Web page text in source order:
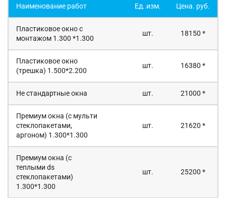
Наименование работ Ед. изм. Цена. руб.
Пластиковое окно с
монтажом 1.300 *1.300
шт. 18150 *
Пластиковое окно
(трешка) 1.500*2.200
шт. 16380 *
Не стандартные окна шт. 21000 *
Премиум окна (с мульти
стеклопакетами,
аргоном) 1.300*1.300
шт. 21620 *
Премиум окна (с
теплыми ds
стеклопакетами)
1.300*1.300
шт. 25200 *